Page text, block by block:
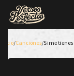
Inicio/Canciones/Si me